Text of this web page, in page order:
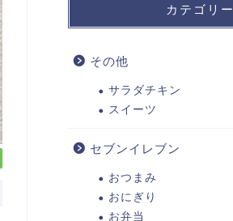
カテゴリー
その他
サラダチキン
スイーツ
セブンイレブン
おつまみ
おにぎり
お弁当